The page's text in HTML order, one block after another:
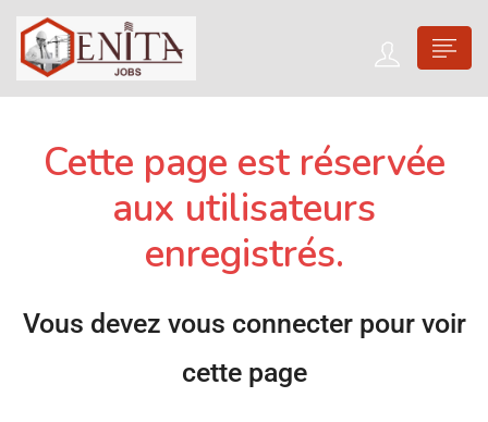
Cette page est réservée
aux utilisateurs
enregistrés.
Vous devez vous connecter pour voir
cette page